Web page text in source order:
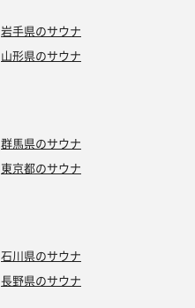
岩手県のサウナ
山形県のサウナ
群馬県のサウナ
東京都のサウナ
石川県のサウナ
長野県のサウナ